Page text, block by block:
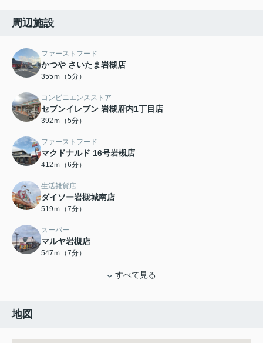
周辺施設
ファーストフード
かつや さいたま岩槻店
355ｍ（5分）
コンビニエンスストア
セブンイレブン 岩槻府内1丁目店
392ｍ（5分）
ファーストフード
マクドナルド 16号岩槻店
412ｍ（6分）
生活雑貨店
ダイソー岩槻城南店
519ｍ（7分）
スーパー
マルヤ岩槻店
547ｍ（7分）
すべて見る
地図